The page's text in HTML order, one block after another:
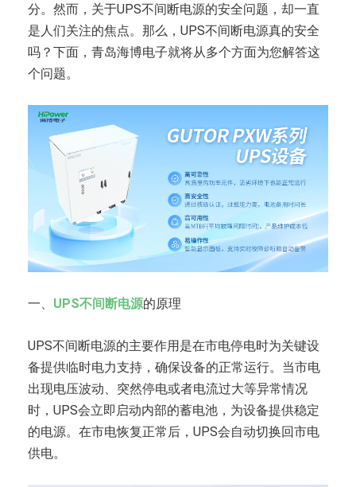
分。然而，关于UPS不间断电源的安全问题，却一直
是人们关注的焦点。那么，UPS不间断电源真的安全
吗？下面，青岛海博电子就将从多个方面为您解答这
个问题。
一、 UPS不间断电源的原理
UPS不间断电源的主要作用是在市电停电时为关键设
备提供临时电力支持，确保设备的正常运行。当市电
出现电压波动、突然停电或者电流过大等异常情况
时，UPS会立即启动内部的蓄电池，为设备提供稳定
的电源。在市电恢复正常后，UPS会自动切换回市电
供电。